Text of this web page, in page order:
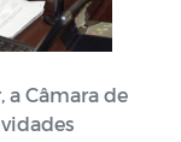
a Câmara de